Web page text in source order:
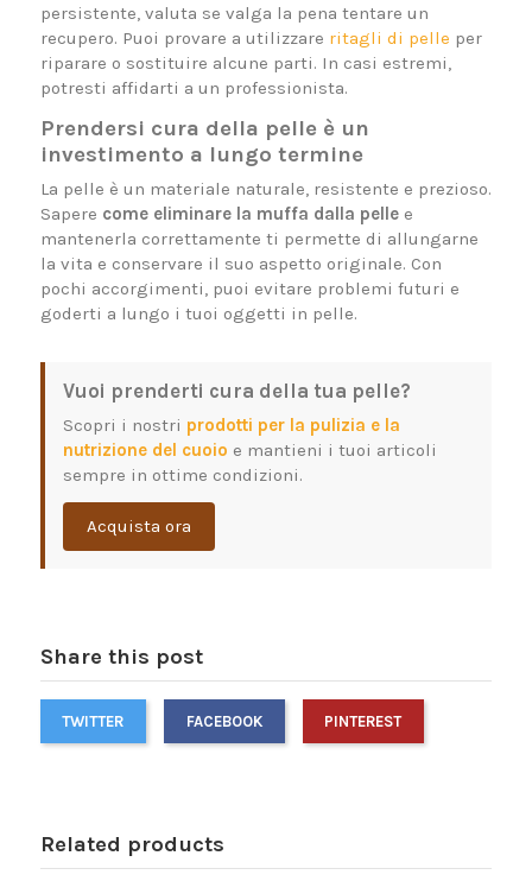
persistente, valuta se valga la pena tentare un
recupero. Puoi provare a utilizzare ritagli di pelle per
riparare o sostituire alcune parti. In casi estremi,
potresti affidarti a un professionista.
Prendersi cura della pelle è un
investimento a lungo termine
La pelle è un materiale naturale, resistente e prezioso.
Sapere come eliminare la muffa dalla pellee
mantenerla correttamente ti permette di allungarne
la vita e conservare il suo aspetto originale. Con
pochi accorgimenti, puoi evitare problemi futuri e
goderti a lungo i tuoi oggetti in pelle.
Vuoi prenderti cura della tua pelle?
Scopri i nostri prodotti per la pulizia e la
nutrizione del cuoio e mantieni i tuoi articoli
sempre in ottime condizioni.
Acquista ora
Share this post
TWITTER FACEBOOK PINTEREST
Related products